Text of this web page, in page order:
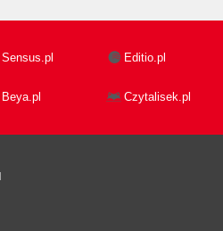
Sensus.pl Editio.pl
Beya.pl Czytalisek.pl